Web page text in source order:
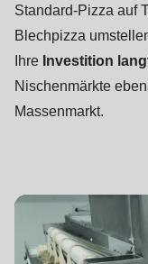
deprecated
in
597
of
modules/custom/
Standard-Pizza auf
Blechpizza
Ihre Investition
Nischenmärkte
Massenmarkt.